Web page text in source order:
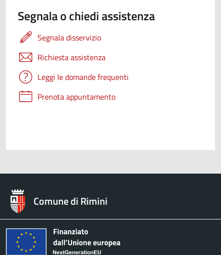
Segnala o chiedi assistenza
Segnala disservizio
Richiesta assistenza
Leggi le domande frequenti
Prenota appuntamento
Comune di Rimini